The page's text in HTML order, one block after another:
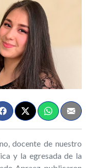
docente de nuestro
y la egresada de la